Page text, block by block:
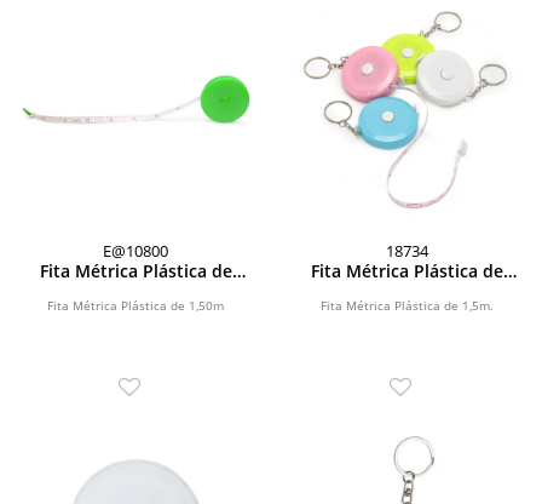
E@10800
Fita Métrica Plástica de
Fita Métrica Plástica de 1,50m
18734
Fita Métrica Plástica de
Fita Métrica Plástica de 1,5m.